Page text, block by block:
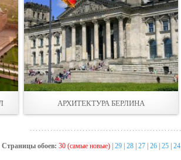
АРХИТЕКТУРА БЕРЛИНА
Страницы обоев: 30 (самые новые) 29 28 27 26 25 24